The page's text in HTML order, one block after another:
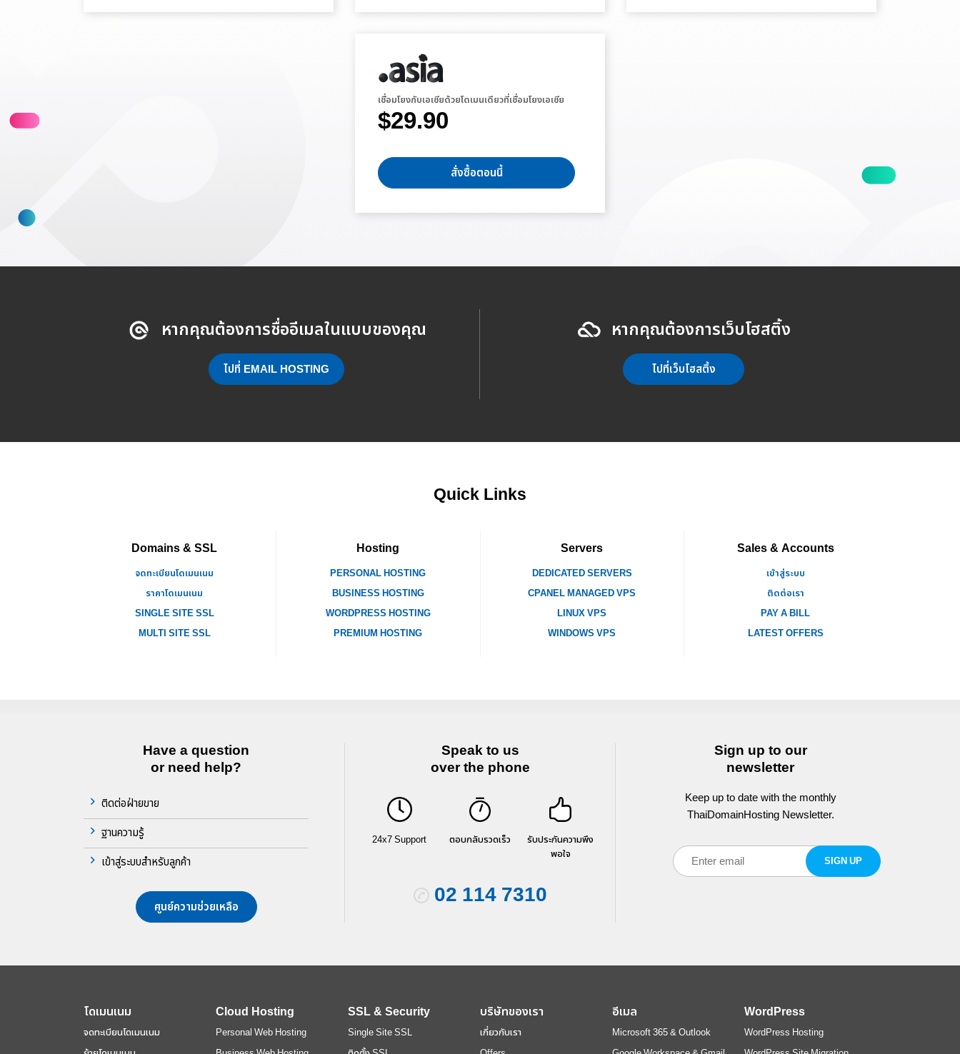
เชื่อมโยงกับเอเชียด้วยโดเมนเดียวที่เชื่อมโยงเอเชีย
$29.90
สั่งซื้อตอนนี้
หากคุณต้องการชื่ออีเมลในแบบของคุณ
ไปที่ EMAIL HOSTING
หากคุณต้องการเว็บโฮสติ้ง
ไปที่เว็บโฮสติ้ง
Quick Links
Domains & SSL
จดทะเบียนโดเมนเนม
ราคาโดเมนเนม
SINGLE SITE SSL
MULTI SITE SSL
Hosting
PERSONAL HOSTING
BUSINESS HOSTING
WORDPRESS HOSTING
PREMIUM HOSTING
Servers
DEDICATED SERVERS
CPANEL MANAGED VPS
LINUX VPS
WINDOWS VPS
Sales & Accounts
เข้าสู่ระบบ
ติดต่อเรา
PAY A BILL
LATEST OFFERS
Have a question
or need help?
ติดต่อฝ่ายขาย
ฐานความรู้
เข้าสู่ระบบสำหรับลูกค้า
ศูนย์ความช่วยเหลือ
Speak to us
over the phone
24x7 Support ตอบกลับรวดเร็ว
รับประกันความพึง
พอใจ
02 114 7310
Sign up to our
newsletter
Keep up to date with the monthly
ThaiDomainHosting Newsletter.
โดเมนเนม
จดทะเบียนโดเมนเนม
Cloud Hosting
Personal Web Hosting
SSL & Security
Single Site SSL
บริษัทของเรา
เกี่ยวกับเรา
อีเมล
Microsoft 365 & Outlook
WordPress
WordPress Hosting